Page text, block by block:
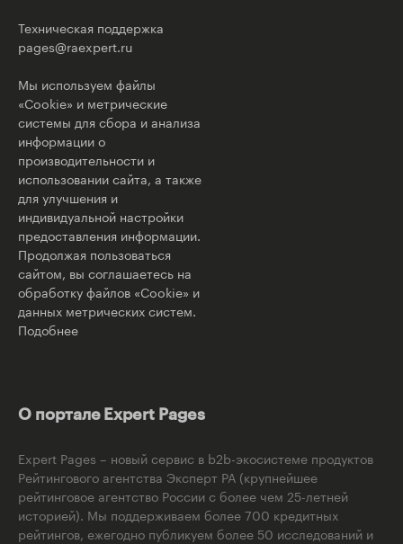
Техническая поддержка
pages@raexpert.ru
Мы используем файлы
«Cookie» и метрические
системы для сбора и анализа
информации о
производительности и
использовании сайта, а также
для улучшения и
индивидуальной настройки
предоставления информации.
Продолжая пользоваться
сайтом, вы соглашаетесь на
обработку файлов «Cookie» и
данных метрических систем.
Подобнее
О портале Expert Pages
Expert Pages – новый сервис в b2b-экосистеме продуктов
Рейтингового агентства Эксперт РА (крупнейшее
рейтинговое агентство России с более чем 25-летней
историей). Мы поддерживаем более 700 кредитных
рейтингов, ежегодно публикуем более 50 исследований и